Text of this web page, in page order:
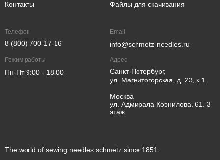
The world of sewing needles schmetz since 1851.
Контакты
Файлы для скачивания
Телефон
8 (800) 700-17-16
Email
info@schmetz-needles.ru
Режим работы
Пн-Пт 9:00 - 18:00
Адрес
Санкт-Петербург,
ул. Магнитогорская, д. 23, к.1
Москва
ул. Адмирала Корнилова, 61, 3
этаж